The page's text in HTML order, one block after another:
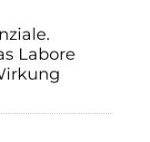
Labore